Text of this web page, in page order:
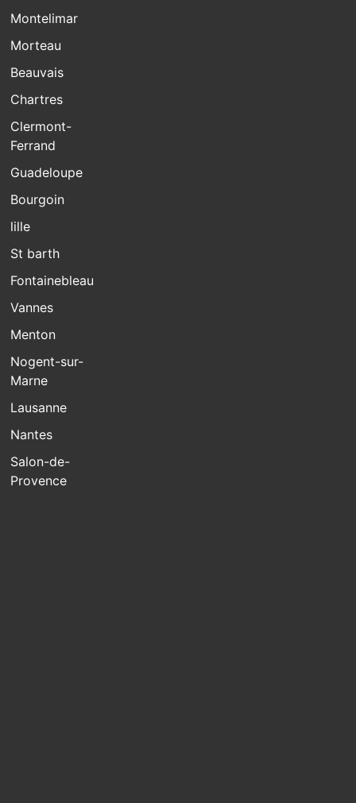
Montelimar
Morteau
Beauvais
Chartres
Clermont-
Ferrand
Guadeloupe
Bourgoin
lille
St barth
Fontainebleau
Vannes
Menton
Nogent-sur-
Marne
Lausanne
Nantes
Salon-de-
Provence